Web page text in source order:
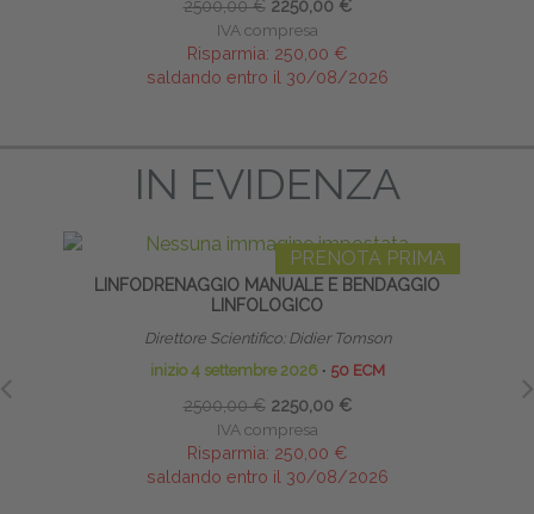
2500,00 € 2250,00 €
IVA compresa
Risparmia: 250,00 €
saldando entro il 30/08/2026
IN EVIDENZA
PRENOTA PRIMA
LINFODRENAGGIO MANUALE E BENDAGGIO
LINFOLOGICO
Direttore Scientifico: Didier Tomson
inizio 4 settembre 2026 ∙ 50 ECM
2500,00 € 2250,00 €
IVA compresa
Risparmia: 250,00 €
saldando entro il 30/08/2026